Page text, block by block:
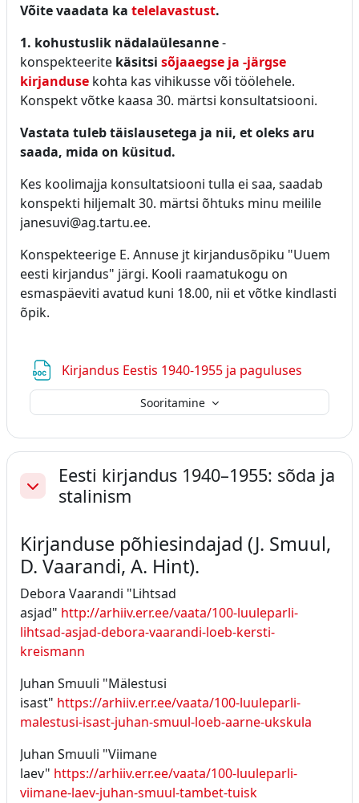
Võite vaadata ka telelavastust.
1. kohustuslik nädalaülesanne-
konspekteerite käsitsi sõjaaegse ja -järgse
kirjanduse kohta kas vihikusse või töölehele.
Konspekt võtke kaasa 30. märtsi konsultatsiooni.
Vastata tuleb täislausetega ja nii, et oleks aru
saada, mida on küsitud.
Kes koolimajja konsultatsiooni tulla ei saa, saadab
konspekti hiljemalt 30. märtsi õhtuks minu meilile
janesuvi@ag.tartu.ee.
Konspekteerige E. Annuse jt kirjandusõpiku "Uuem
eesti kirjandus" järgi. Kooli raamatukogu on
esmaspäeviti avatud kuni 18.00, nii et võtke kindlasti
õpik.
Kirjandus Eestis 1940-1955 ja paguluses
Sooritamine
Ahenda
Eesti kirjandus 1940–1955: sõda ja
stalinism
Kirjanduse põhiesindajad (J. Smuul,
D. Vaarandi, A. Hint).
Debora Vaarandi "Lihtsad
asjad" http://arhiiv.err.ee/vaata/100-luuleparli-
lihtsad-asjad-debora-vaarandi-loeb-kersti-
kreismann
Juhan Smuuli "Mälestusi
isast" https://arhiiv.err.ee/vaata/100-luuleparli-
malestusi-isast-juhan-smuul-loeb-aarne-ukskula
Juhan Smuuli "Viimane
laev" https://arhiiv.err.ee/vaata/100-luuleparli-
viimane-laev-juhan-smuul-tambet-tuisk